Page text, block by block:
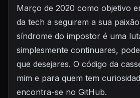
Março de 2020 como objetivo
da tech a seguirem a sua
síndrome do impostor é uma
simplesmente continuares,
que desejares. O código da
mim e para quem tem
encontra-se no GitHub.